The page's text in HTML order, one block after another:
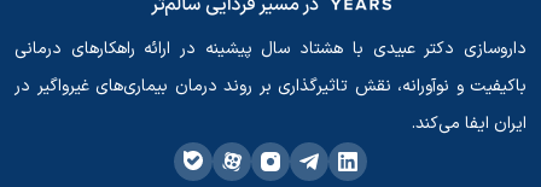
داروسازی دکتر عبیدی با هشتاد سال پیشینه در ارائه راهکارهای درمانی
باکیفیت و نوآورانه، نقش تاثیرگذاری بر روند درمان بیماری‌های غیرواگیر در
ایران ایفا می‌کند.